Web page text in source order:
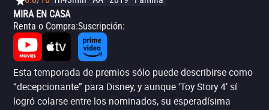
MIRA EN CASA
Renta o Compra:Suscripción:
Esta temporada de premios sólo puede describirse como
“decepcionante” para Disney, y aunque ‘Toy Story 4’ sí
logró colarse entre los nominados, su esperadísima